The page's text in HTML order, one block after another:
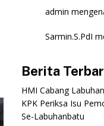
admin
Sarmin.S.PdI
Berita
‎HMI Cabang
KPK Periksa Isu
Se-Labuhanbatu‎‎